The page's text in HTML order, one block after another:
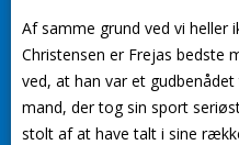
Af samme grund ved vi heller
Christensen er Frejas bedste
ved, at han var et
mand, der tog sin sport
stolt af at have talt i sine